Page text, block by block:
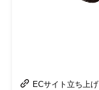
ECサイト立ち上げ